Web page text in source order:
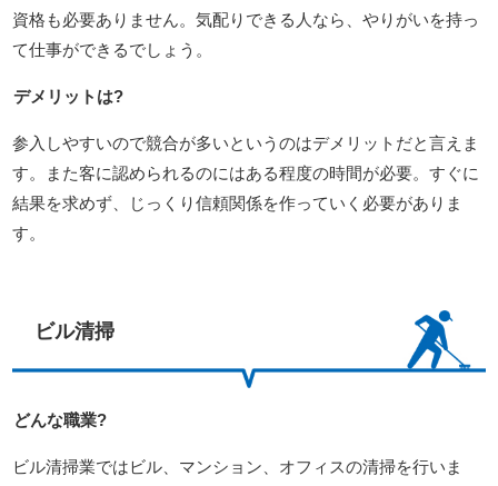
資格も必要ありません。気配りできる人なら、やりがいを持っ
て仕事ができるでしょう。
デメリットは?
参入しやすいので競合が多いというのはデメリットだと言えま
す。また客に認められるのにはある程度の時間が必要。すぐに
結果を求めず、じっくり信頼関係を作っていく必要がありま
す。
ビル清掃
どんな職業?
ビル清掃業ではビル、マンション、オフィスの清掃を行いま